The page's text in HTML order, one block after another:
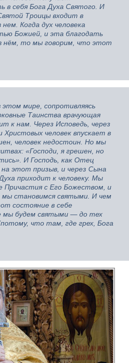
в себя Бога Духа Святого. И
Троицы входит в
Когда дух человека
Божией, и эта благодать
нём, то мы говорим, что этот
этом мире, сопротивляясь
Таинства врачующая
к нам. Через Исповедь, через
Христовых человек впускает в
человек недостоин. Но мы
«Господи, я грешен, но
И Господь, как Отец
этот призыв, и через Сына
приходит к человеку. Мы
Причастия с Его Божеством, и
мы становимся святыми. И чем
состояние в себе
мы будем святыми — до тех
что там, где грех, Бога